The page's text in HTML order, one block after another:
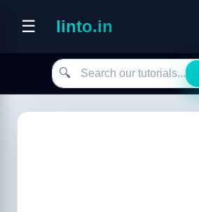
☰ linto.in
Search our tutorials
🔍